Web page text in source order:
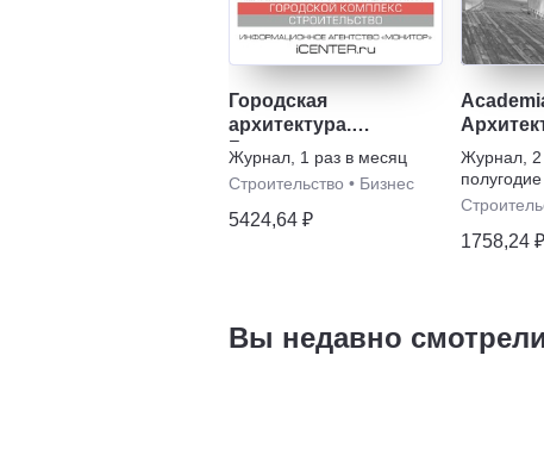
Городская
архитектура.
Градостроительство
Журнал 1 раз в месяц
Строительство • Бизнес
5424,64 ₽
Журнал
полугодие
1758,24 ₽
Вы недавно смотрели